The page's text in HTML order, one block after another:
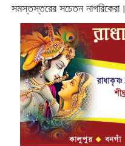
সমস্তস্তরের সচেতন নাগরিকেরা।